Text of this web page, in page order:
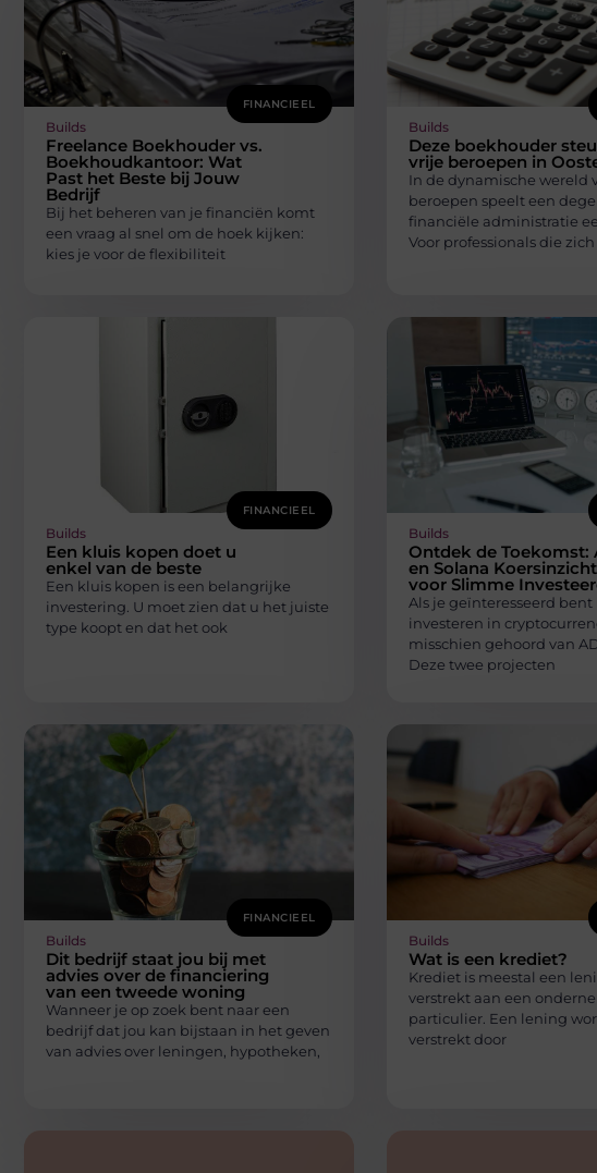
FINANCIEEL
Builds
Freelance Boekhouder vs.
Boekhoudkantoor: Wat
Past het Beste bij Jouw
Bedrijf
Bij het beheren van je financiën komt
een vraag al snel om de hoek kijken:
kies je voor de flexibiliteit
Builds
Deze boekhouder
vrije beroepen in
In de dynamische wereld
beroepen speelt een
financiële administratie
Voor professionals die
FINANCIEEL
Builds
Een kluis kopen doet u
enkel van de beste
Een kluis kopen is een belangrijke
investering. U moet zien dat u het juiste
type koopt en dat het ook
Builds
Ontdek de Toekomst:
en Solana
voor Slimme
Als je geïnteresseerd bent
investeren in
misschien gehoord van
Deze twee projecten
FINANCIEEL
Builds
Dit bedrijf staat jou bij met
advies over de financiering
van een tweede woning
Wanneer je op zoek bent naar een
bedrijf dat jou kan bijstaan in het geven
van advies over leningen, hypotheken,
Builds
Wat is een krediet?
Krediet is meestal een
verstrekt aan een
particulier. Een lening
verstrekt door